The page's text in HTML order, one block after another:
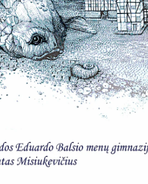
Tvarkaraščiai
Bendrojo ugdymo pamokų
Pradinių klasių pamokų
Atostogos
2025 - 2026 mokslo metų
Netradicinio ugdymo
2025 - 2026 mokslo metų
susirinkimai